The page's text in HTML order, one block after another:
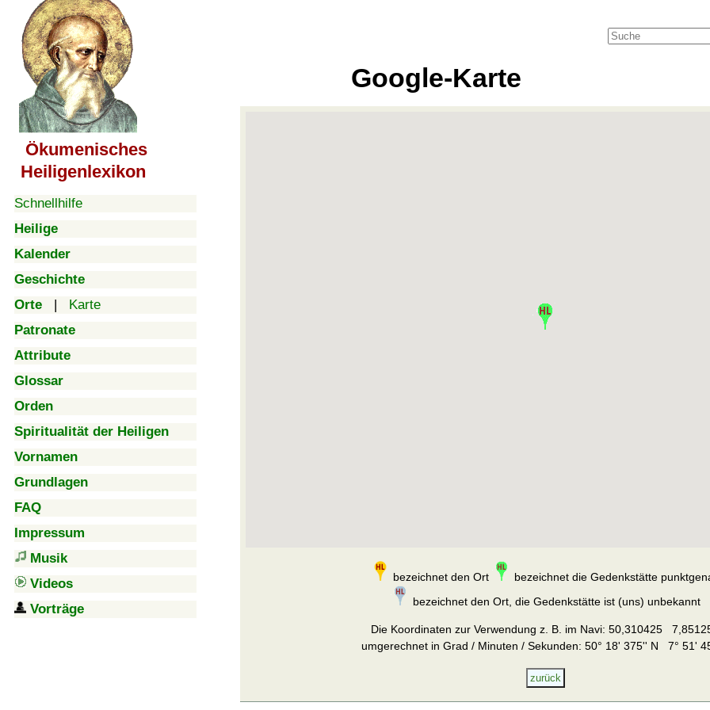
Ökumenisches
Heiligenlexikon
Schnellhilfe
Heilige
Kalender
Geschichte
Orte | Karte
Patronate
Attribute
Glossar
Orden
Spiritualität der Heiligen
Vornamen
Grundlagen
FAQ
Impressum
Musik
Videos
Vorträge
Google-Karte
bezeichnet den Ort
bezeichnet die Gedenkstätte
bezeichnet den Ort, die Gedenkstätte ist (uns) unbekannt
Die Koordinaten zur Verwendung z. B. im Navi: 50,310425
umgerechnet in Grad / Minuten / Sekunden: 50° 18' 375'' N 7° 51'